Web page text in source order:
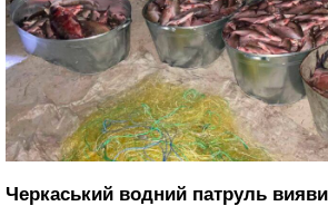
Черкаський водний патруль